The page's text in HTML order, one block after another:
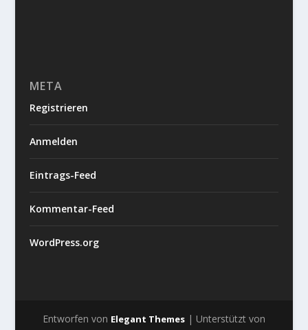
META
Registrieren
Anmelden
Eintrags-Feed
Kommentar-Feed
WordPress.org
Entworfen von Elegant Themes| Unterstützt von